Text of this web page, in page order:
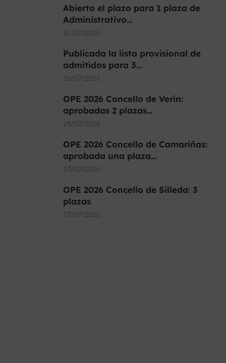
Abierto el plazo para 1 plaza de
Administrativo…
31/07/2026
Publicada la lista provisional de
admitidos para 3…
30/07/2026
OPE 2026 Concello de Verín:
aprobadas 2 plazas…
29/07/2026
OPE 2026 Concello de Camariñas:
aprobada una plaza…
27/07/2026
OPE 2026 Concello de Silleda: 3
plazas
27/07/2026